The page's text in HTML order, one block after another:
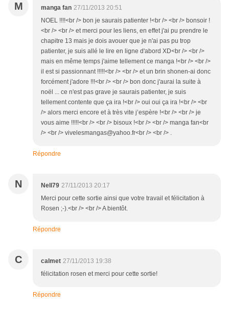
M manga fan 27/11/2013 20:51
NOEL !!!!<br /> bon je saurais patienter !<br /> <br /> bonsoir !
<br /> <br /> et merci pour les liens, en effet j'ai pu prendre le
chapitre 13 mais je dois avouer que je n'ai pas pu trop
patienter, je suis allé le lire en ligne d'abord XD<br /> <br />
mais en même temps j'aime tellement ce manga !<br /> <br />
il est si passionnant !!!!!<br /> <br /> et un brin shonen-ai donc
forcément j'adore !!!<br /> <br /> bon donc j'aurai la suite à
noël ... ce n'est pas grave je saurais patienter, je suis
tellement contente que ça ira !<br /> oui oui ça ira !<br /> <br
/> alors merci encore et à très vite j’espère !<br /> <br /> je
vous aime !!!!!<br /> <br /> bisoux !<br /> <br /> manga fan<br
/> <br /> vivelesmangas@yahoo.fr<br /> <br /> .
Répondre
N Nell79 27/11/2013 20:17
Merci pour cette sortie ainsi que votre travail et félicitation à
Rosen ;-).<br /> <br /> A bientôt.
Répondre
C calmet 27/11/2013 19:38
félicitation rosen et merci pour cette sortie!
Répondre